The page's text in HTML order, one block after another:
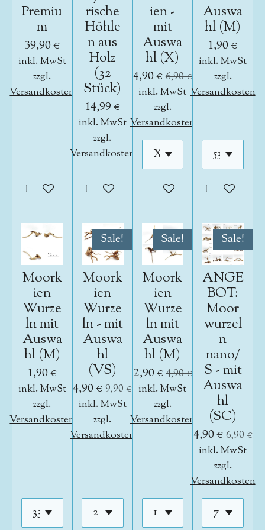
Premiu
m
39,90 €
inkl. MwSt
zzgl.
Versandkosten
In den Warenkorb
rische
Höhle
n aus
Holz
(32
Stück)
14,99 €
inkl. MwSt
zzgl.
Versandkosten
In den Warenkorb
ien -
mit
Auswa
hl (X)
4,90 € 6,90 €
inkl. MwSt
zzgl.
Versandkosten
In den Warenkorb
Auswa
hl (M)
1,90 €
inkl. MwSt
zzgl.
Versandkosten
In den
Moork
ien
Wurze
ln mit
Auswa
hl (M)
1,90 €
inkl. MwSt
zzgl.
Versandkosten
Sale!
Moork
ien
Wurze
ln - mit
Auswa
hl
(VS)
4,90 € 9,90 €
inkl. MwSt
zzgl.
Versandkosten
Sale!
Moork
ien
Wurze
ln mit
Auswa
hl (M)
2,90 € 4,90 €
inkl. MwSt
zzgl.
Versandkosten
Sale!
ANGE
BOT:
Moor
wurzel
n
nano/
S - mit
Auswa
hl
(SC)
4,90 €6,90 €
inkl. MwSt
zzgl.
Versandkosten